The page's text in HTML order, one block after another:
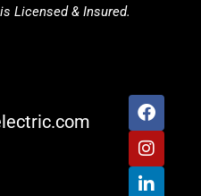
Licensed & Insured.